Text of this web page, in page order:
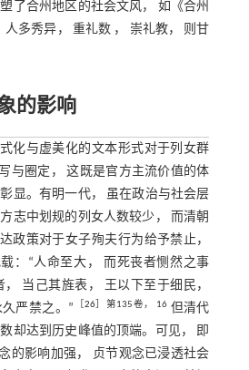
了合州地区的社会文风， 如《合州
人多秀异， 重礼数 ， 崇礼教， 则甘
的影响
化与虚美化的文本形式对于列女群
与圈定， 这既是官方主流价值的体
显。有明一代， 虽在政治与社会层
志中划规的列女人数较少， 而清朝
政策对于女子殉夫行为给予禁止，
：“人命至大， 而死丧者恻然之事
当己其旌表， 王以下至于细民，
严禁之。”
［26 ］第135卷， 16 但清代
却达到历史峰值的顶端。可见， 即
的影响加强， 贞节观念已浸透社会